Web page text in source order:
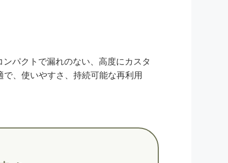
パクトで漏れのない、高度にカスタ
、使いやすさ、持続可能な再利用